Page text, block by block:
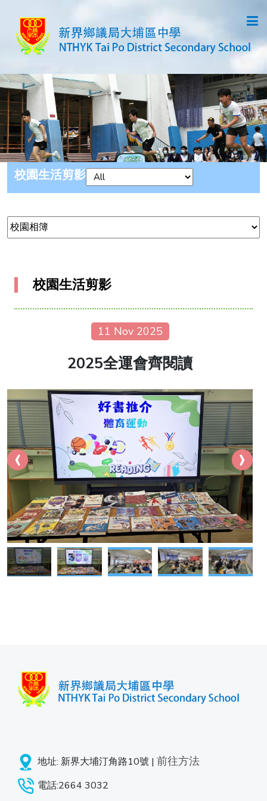
校園生活剪影
校園生活剪影
11 Nov 2025
2025全運會齊閱讀
‹ ›
地址: 新界大埔汀角路10號 | 前往方法
電話:2664 3032